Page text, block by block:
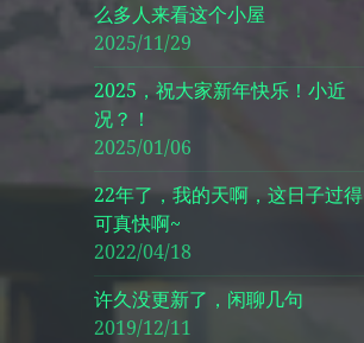
么多人来看这个小屋
2025/11/29
2025，祝大家新年快乐！小近
况？！
2025/01/06
22年了，我的天啊，这日子过得
可真快啊~
2022/04/18
许久没更新了，闲聊几句
2019/12/11